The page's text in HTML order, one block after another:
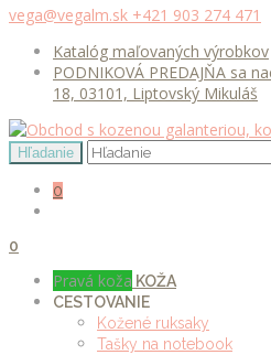
vega@vegalm.sk +421 903 274 471
Katalóg maľovaných výrobkov
PODNIKOVÁ PREDAJŇA sa
18, 03101, Liptovský Mikuláš
0
0
Pravá koža KOŽA
CESTOVANIE
Kožené ruksaky
Tašky na notebook